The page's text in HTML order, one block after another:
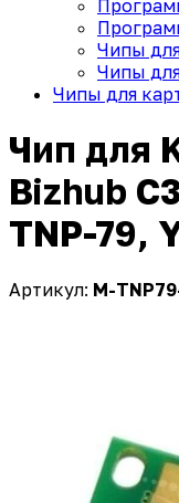
Чипы
Чипы
Чипы для
Чип для
Bizhub
TNP-79,
Артикул: M-